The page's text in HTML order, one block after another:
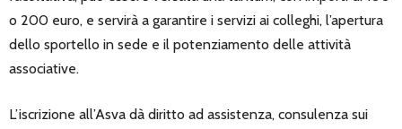
o 200 euro, e servirà a garantire i servizi ai colleghi, l’apertura
dello sportello in sede e il potenziamento delle attività
associative.
L’iscrizione all’Asva dà diritto ad assistenza, consulenza sui